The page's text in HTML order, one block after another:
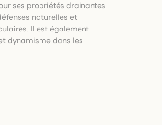
ses propriétés drainantes
naturelles et
Il est également
dynamisme dans les